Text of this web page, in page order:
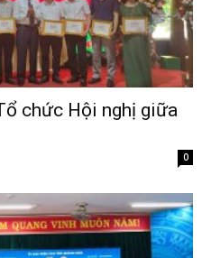
chức Hội nghị giữa
0